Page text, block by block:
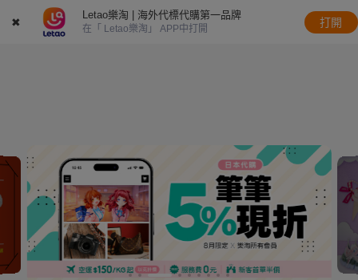
✖
Letao樂淘 | 海外代標代購第一品牌
在「 Letao樂淘」 APP中打開
打開